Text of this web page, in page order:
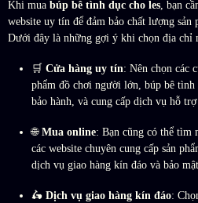
Khi mua búp bê tình dục cho les, bạn
website uy tín để đảm bảo chất lượng sản
Dưới đây là những gợi ý khi chọn địa chỉ
🛒 Cửa hàng uy tín: Nên chọn các
phẩm đồ chơi người lớn, búp bê
bảo hành, và cung cấp dịch vụ hỗ
🌐 Mua online: Bạn cũng có thể tìm
các website chuyên cung cấp sản
dịch vụ giao hàng kín đáo và bảo
🛵 Dịch vụ giao hàng kín đáo: